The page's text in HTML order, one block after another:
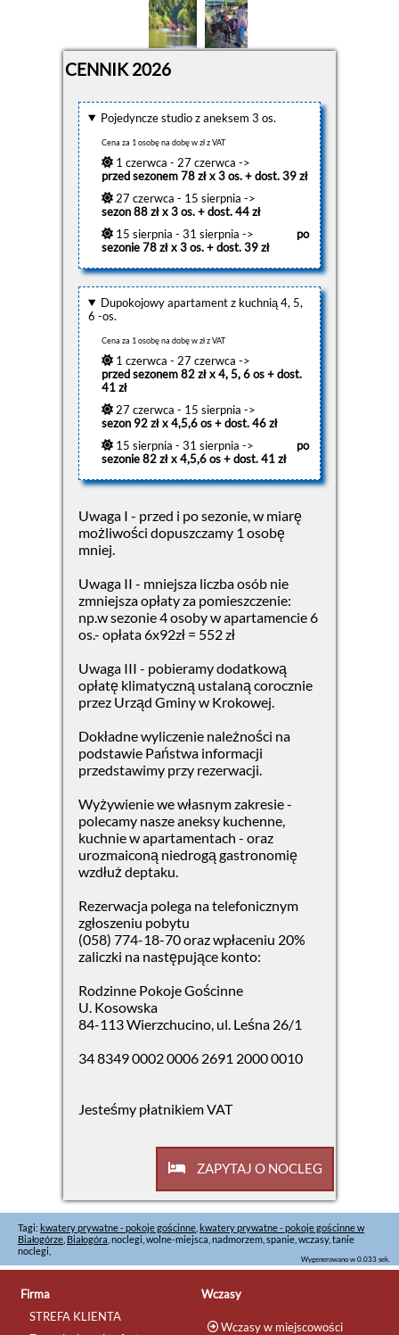
CENNIK 2026
Pojedyncze studio z aneksem 3 os.
Cena za 1 osobę na dobę w zł z VAT
1 czerwca - 27 czerwca ->
przed sezonem 78 zł x 3 os. + dost. 39 zł
27 czerwca - 15 sierpnia ->
sezon 88 zł x 3 os. + dost. 44 zł
15 sierpnia - 31 sierpnia ->
po
sezonie 78 zł x 3 os. + dost. 39 zł
Dupokojowy apartament z kuchnią 4, 5,
6 -os.
Cena za 1 osobę na dobę w zł z VAT
1 czerwca - 27 czerwca ->
przed sezonem 82 zł x 4, 5, 6 os + dost.
41 zł
27 czerwca - 15 sierpnia ->
sezon 92 zł x 4,5,6 os + dost. 46 zł
15 sierpnia - 31 sierpnia ->
po
sezonie 82 zł x 4,5,6 os + dost. 41 zł
Uwaga I - przed i po sezonie, w miarę
możliwości dopuszczamy 1 osobę
mniej.
Uwaga II - mniejsza liczba osób nie
zmniejsza opłaty za pomieszczenie:
np.w sezonie 4 osoby w apartamencie 6
os.- opłata 6x92zł = 552 zł
Uwaga III - pobieramy dodatkową
opłatę klimatyczną ustalaną corocznie
przez Urząd Gminy w Krokowej.
Dokładne wyliczenie należności na
podstawie Państwa informacji
przedstawimy przy rezerwacji.
Wyżywienie we własnym zakresie -
polecamy nasze aneksy kuchenne,
kuchnie w apartamentach - oraz
urozmaiconą niedrogą gastronomię
wzdłuż deptaku.
Rezerwacja polega na telefonicznym
zgłoszeniu pobytu
(058) 774-18-70 oraz wpłaceniu 20%
zaliczki na następujące konto:
Rodzinne Pokoje Gościnne
U. Kosowska
84-113 Wierzchucino, ul. Leśna 26/1
34 8349 0002 0006 2691 2000 0010
Jesteśmy płatnikiem VAT
ZAPYTAJ O NOCLEG
Tagi: kwatery prywatne - pokoje gościnne kwatery prywatne - pokoje gościnne w
Białogórze Białogóra , noclegi, wolne-miejsca, nadmorzem, spanie, wczasy, tanie
noclegi,
Wygenerowano w 0.033 sek.
Firma
STREFA KLIENTA
Wczasy
Wczasy w miejscowości